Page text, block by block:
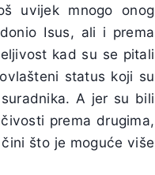
uvijek mnogo onog
Isus, ali i prema
kad su se pitali
status koji su
A jer su bili
prema drugima,
što je moguće više